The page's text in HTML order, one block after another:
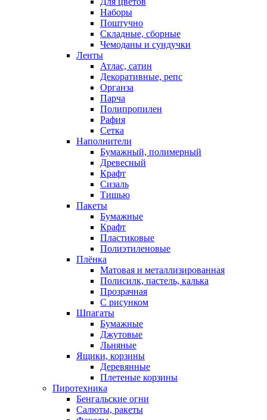
Наборы
Поштучно
Складные, сборные
Чемоданы и сундучки
Ленты
Атлас, сатин
Декоративные, репс
Органза
Парча
Полипропилен
Рафия
Сетка
Наполнители
Бумажный, полимерный
Древесный
Крафт
Сизаль
Тишью
Пакеты
Бумажные
Крафт
Пластиковые
Полиэтиленовые
Плёнка
Матовая и металлизированная
Полисилк, пастель, калька
Прозрачная
С рисунком
Шпагаты
Бумажные
Джутовые
Льняные
Ящики, корзины
Деревянные
Плетеные корзины
Пиротехника
Бенгальские огни
Салюты, ракеты